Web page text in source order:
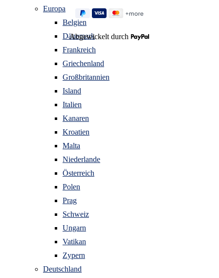
Europa
Belgien
Dänemark
Frankreich
Griechenland
Großbritannien
Island
Italien
Kanaren
Kroatien
Malta
Niederlande
Österreich
Polen
Prag
Schweiz
Ungarn
Vatikan
Zypern
Deutschland
Abgewickelt durch